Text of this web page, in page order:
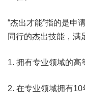
“杰出才能”指的是申
同行的杰出技能，满
1. 拥有专业领域的高
2. 在专业领域拥有10